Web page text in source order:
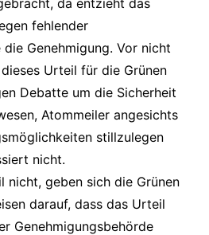
da entzieht das
fehlender
Genehmigung. Vor nicht
Urteil für die Grünen
Debatte um die Sicherheit
Atommeiler angesichts
stillzulegen
nicht.
nicht, geben sich die Grünen
darauf, dass das Urteil
Genehmigungsbehörde